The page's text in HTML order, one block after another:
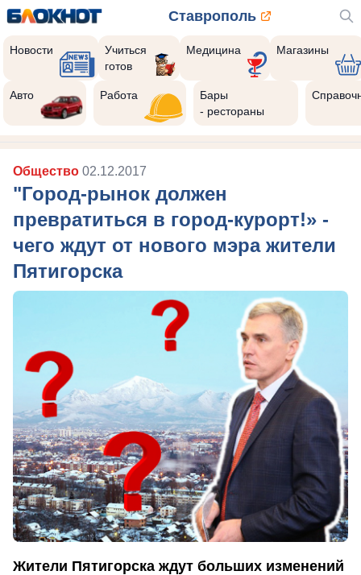
Ставрополь
Новости
Учиться
готов
Медицина Магазины
Авто Работа
Бары
- рестораны
Общество 02.12.2017
"Город-рынок должен
превратиться в город-курорт!» -
чего ждут от нового мэра жители
Пятигорска
Жители Пятигорска ждут больших изменений